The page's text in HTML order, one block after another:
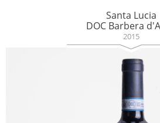
Santa Lucia
DOC Barbera
2015